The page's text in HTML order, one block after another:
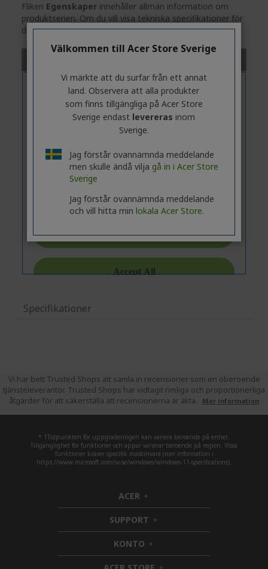
Fliken Egenskaper innehåller allmän information om
produktserien. Om du vill visa tekniska specifikationer för
den valda modellenklickardu på flikenSpecifikationer
Specifikationer
Vi har bett Trusted Shops att samla in recensioner som en oberoende
tjänsteleverantör. Trusted Shops har vidtagit rimliga och proportionerliga
åtgärder för att säkerställa att recensionerna är äkta.
Mer information
* 1Tidpunkten för uppgraderingen kan variera beroende på enhet.
Tillgänglighet för funktioner och appar varierar beroende på region. Vissa
funktioner kräver specifik maskinvara (mer information i
https://www.microsoft.com/sv-se/windows/windows-11-specifications).
ACER h
i
d
d
e
n
SUPPORT h
i
d
d
KONTO h
i
Välkommen till Acer Store Sverige
Vi märkte att du surfar från ett annat
land. Observera att alla produkter
som finns tillgängliga på Acer Store
Sverige endast levereras inom
Sverige.
Jag förstår ovannämnda meddelande
men skulle ändå vilja gå in i Acer Store
Sverige
Jag förstår ovannämnda meddelande
och vill hitta min lokala Acer Store.